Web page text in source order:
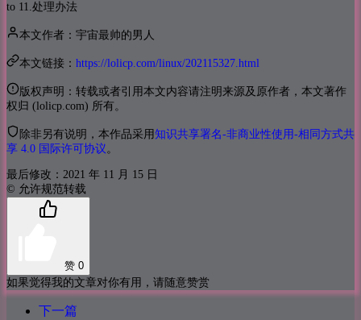
to 11.处理办法
本文作者：宇宙最帅的男人
本文链接： https://lolicp.com/linux/202115327.html
版权声明：转载或者引用本文内容请注明来源及原作者，本文著作
权归 (lolicp.com) 所有。
除非另有说明，本作品采用 知识共享署名-非商业性使用-相同方式共
享 4.0 国际许可协议。
最后修改：2021 年 11 月 15 日
© 允许规范转载
赞 0
如果觉得我的文章对你有用，请随意赞赏
下一篇